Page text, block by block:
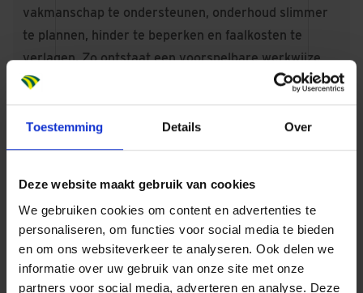
Toestemming Details Over
Deze website maakt gebruik van cookies
We gebruiken cookies om content en advertenties te
personaliseren, om functies voor social media te bieden
en om ons websiteverkeer te analyseren. Ook delen we
informatie over uw gebruik van onze site met onze
partners voor social media, adverteren en analyse. Deze
vakmanschap te ondersteunen, onderhoud slimmer
te plannen, hinder te beperken en faalkosten te
verlagen. Zo ontstaat een voorspelbare werkwijze,
van de planning tot aan de oplevering.
Accepteermarketing cookiesom deze video te
Onze projecten